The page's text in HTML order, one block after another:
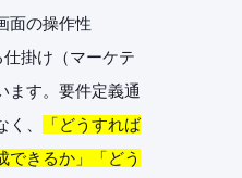
面の操作性
仕掛け（マーケテ
ます。要件定義通
、
「どうすれば
できるか」「どう